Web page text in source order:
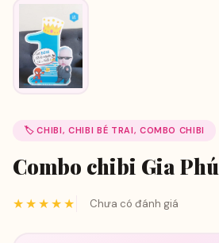
🏷️ CHIBI, CHIBI BÉ TRAI, COMBO CHIBI
Combo chibi Gia
★★★★★ Chưa có đánh giá